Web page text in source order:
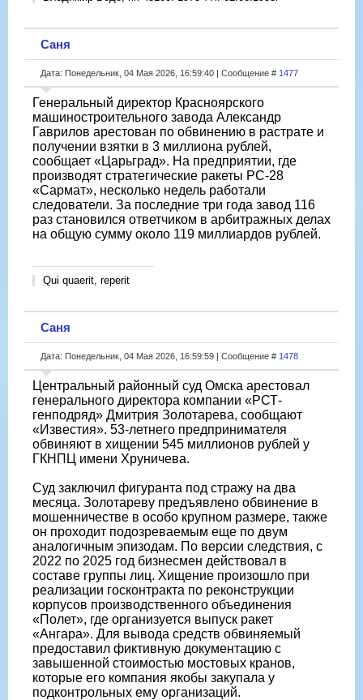
Саня
Дата: Понедельник, 04 Мая 2026, 16:59:40 | Сообщение # 1477
Генеральный директор Красноярского
машиностроительного завода Александр
Гаврилов арестован по обвинению в растрате и
получении взятки в 3 миллиона рублей,
сообщает «Царьград». На предприятии, где
производят стратегические ракеты РС-28
«Сармат», несколько недель работали
следователи. За последние три года завод 116
раз становился ответчиком в арбитражных делах
на общую сумму около 119 миллиардов рублей.
Qui quaerit, reperit
Саня
Дата: Понедельник, 04 Мая 2026, 16:59:59 | Сообщение # 1478
Центральный районный суд Омска арестовал
генерального директора компании «РСТ-
генподряд» Дмитрия Золотарева, сообщают
«Известия». 53-летнего предпринимателя
обвиняют в хищении 545 миллионов рублей у
ГКНПЦ имени Хруничева.
Суд заключил фигуранта под стражу на два
месяца. Золотареву предъявлено обвинение в
мошенничестве в особо крупном размере, также
он проходит подозреваемым еще по двум
аналогичным эпизодам. По версии следствия, с
2022 по 2025 год бизнесмен действовал в
составе группы лиц. Хищение произошло при
реализации госконтракта по реконструкции
корпусов производственного объединения
«Полет», где организуется выпуск ракет
«Ангара». Для вывода средств обвиняемый
предоставил фиктивную документацию с
завышенной стоимостью мостовых кранов,
которые его компания якобы закупала у
подконтрольных ему организаций.